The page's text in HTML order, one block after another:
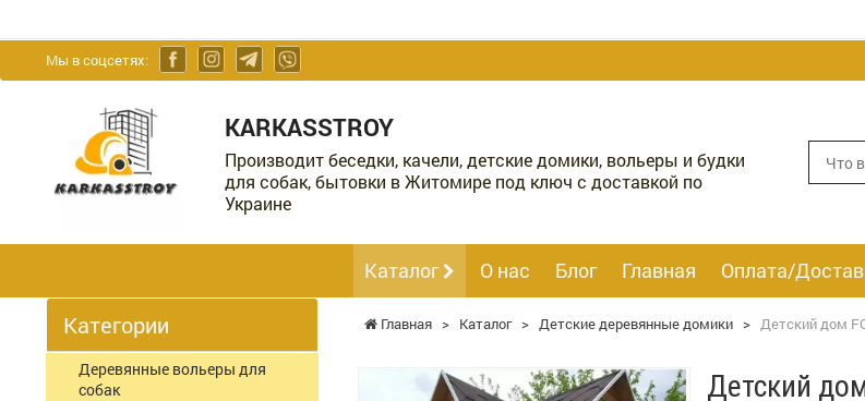
Мы в соцсетях:
KARKASSTROY
Производит беседки, качели, детские домики, вольеры и будки
для собак, бытовки в Житомире под ключ с доставкой по
Украине
Каталог О нас Блог Главная Оплата/
Главная > Каталог > Детские деревянные домики > Детский дом
Детский
Категории
Деревянные вольеры для
собак